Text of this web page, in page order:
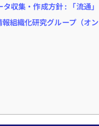
収集・作成方針 : 「流通」
組織化研究グループ（オン